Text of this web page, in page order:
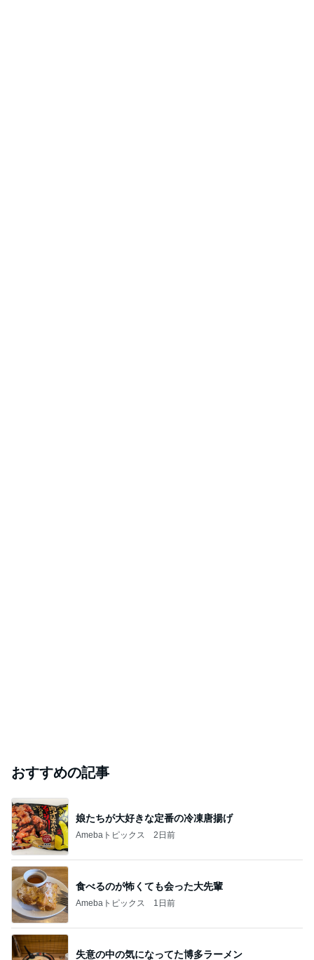
おすすめの記事
娘たちが大好きな定番の冷凍唐揚げ
Amebaトピックス 2日前
食べるのが怖くても会った大先輩
Amebaトピックス 1日前
失意の中の気になってた博多ラーメン